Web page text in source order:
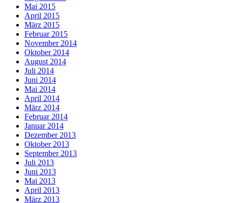
Mai 2015
April 2015
März 2015
Februar 2015
November 2014
Oktober 2014
August 2014
Juli 2014
Juni 2014
Mai 2014
April 2014
März 2014
Februar 2014
Januar 2014
Dezember 2013
Oktober 2013
September 2013
Juli 2013
Juni 2013
Mai 2013
April 2013
März 2013